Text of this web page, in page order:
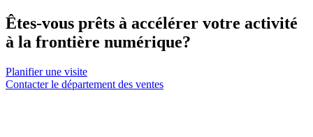
Êtes-vous prêts à accélérer votre activité
à la frontière numérique?
Planifier une visite
Contacter le département des ventes